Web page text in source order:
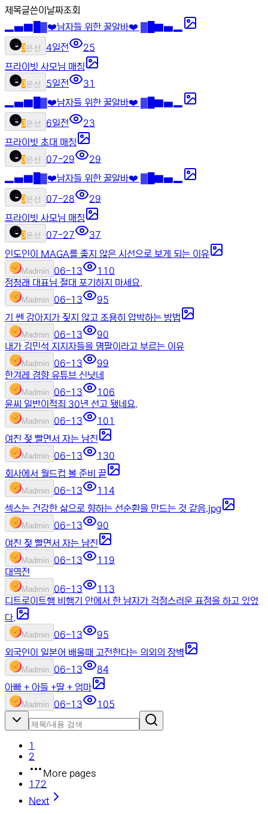
제목글쓴이 날짜조회
▂▅▇█▓❤️남자들 위한 꿀알바❤️ ▓█▇▅▂
3은선 4일전
25
프라이빗 사모님 매칭
3은선 5일전
31
▂▅▇█▓❤️남자들 위한 꿀알바❤️ ▓█▇▅▂
3은선 6일전
23
프라이빗 초대 매칭
3은선 07-29
29
▂▅▇█▓❤️남자들 위한 꿀알바❤️ ▓█▇▅▂
3은선 07-28
29
프라이빗 사모님 매칭
3은선 07-27
37
인도인이 MAGA를 좋지 않은 시선으로 보게 되는 이유
Madmin 06-13
110
정청래 대표님 절대 포기하지 마세요.
Madmin 06-13
95
기 쎈 강아지가 짖지 않고 조용히 압박하는 방법
Madmin 06-13
90
내가 김민석 지지자들을 명팔이라고 부르는 이유
Madmin 06-13
99
한겨레 경향 유튜브 신낫네
Madmin 06-13
106
윤씨 일반이적죄 30년 선고 됐네요.
Madmin 06-13
101
여친 젖 빨면서 자는 남친
Madmin 06-13
130
회사에서 월드컵 볼 준비 끝
Madmin 06-13
114
섹스는 건강한 삶으로 향하는 선순환을 만드는 것 같음.jpg
Madmin 06-13
90
여친 젖 빨면서 자는 남친
Madmin 06-13
119
대역전
Madmin 06-13
113
디트로이트행 비행기 안에서 한 남자가 걱정스러운 표정을 하고 있었
다.
Madmin 06-13
95
외국인이 일본어 배울때 고전한다는 의외의 장벽
Madmin 06-13
84
아빠 + 아들 +딸 + 엄마
Madmin 06-13 105
1
2
More pages
172
Next